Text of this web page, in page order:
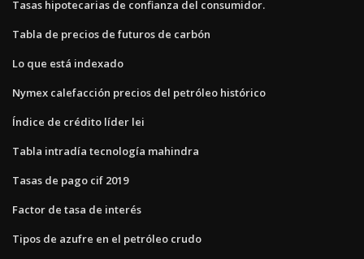
Tasas hipotecarias de confianza del consumidor.
Tabla de precios de futuros de carbón
Lo que está indexado
Nymex calefacción precios del petróleo histórico
Índice de crédito líder lei
Tabla intradía tecnología mahindra
Tasas de pago cif 2019
Factor de tasa de interés
Tipos de azufre en el petróleo crudo